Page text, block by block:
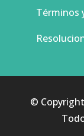
Términos
©